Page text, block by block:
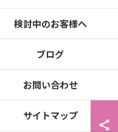
検討中のお客様へ
ブログ
お問い合わせ
サイトマップ